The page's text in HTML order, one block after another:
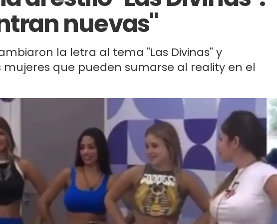
nuevas"
la letra al tema "Las Divinas" y
que pueden sumarse al reality en el